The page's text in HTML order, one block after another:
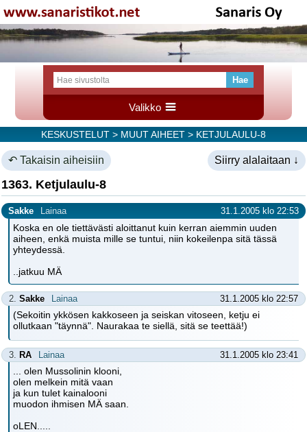
Valikko
KESKUSTELUT > MUUT AIHEET > KETJULAULU-8
↶ Takaisin aiheisiin Siirry alalaitaan ↓
1363. Ketjulaulu-8
Sakke Lainaa 31.1.2005 klo 22:53
Koska en ole tiettävästi aloittanut kuin kerran aiemmin uuden
aiheen, enkä muista mille se tuntui, niin kokeilenpa sitä tässä
yhteydessä.
..jatkuu MÄ
2. Sakke Lainaa 31.1.2005 klo 22:57
(Sekoitin ykkösen kakkoseen ja seiskan vitoseen, ketju ei
ollutkaan "täynnä". Naurakaa te siellä, sitä se teettää!)
3. RA Lainaa 31.1.2005 klo 23:41
... olen Mussolinin klooni,
olen melkein mitä vaan
ja kun tulet kainalooni
muodon ihmisen MÄ saan.
oLEN.....